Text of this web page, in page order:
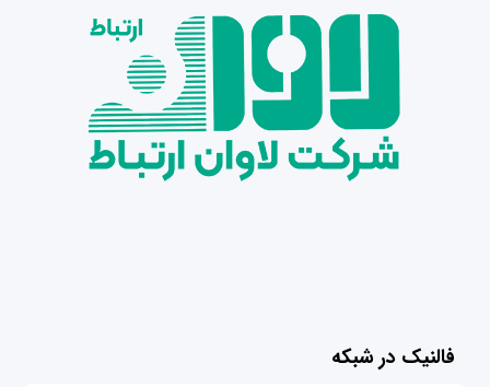
فالنیک در شبکه